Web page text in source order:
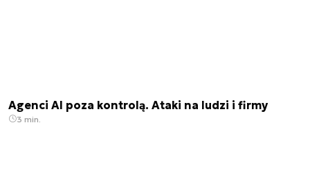
Agenci AI poza kontrolą. Ataki na ludzi i firmy
3 min.